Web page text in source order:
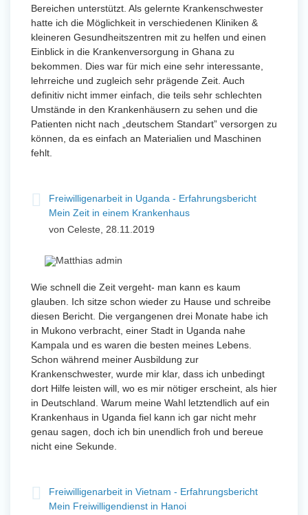
Bereichen unterstützt. Als gelernte Krankenschwester
hatte ich die Möglichkeit in verschiedenen Kliniken &
kleineren Gesundheitszentren mit zu helfen und einen
Einblick in die Krankenversorgung in Ghana zu
bekommen. Dies war für mich eine sehr interessante,
lehrreiche und zugleich sehr prägende Zeit. Auch
definitiv nicht immer einfach, die teils sehr schlechten
Umstände in den Krankenhäusern zu sehen und die
Patienten nicht nach „deutschem Standart” versorgen zu
können, da es einfach an Materialien und Maschinen
fehlt.
Freiwilligenarbeit in Uganda - Erfahrungsbericht
Mein Zeit in einem Krankenhaus
von Celeste, 28.11.2019
Wie schnell die Zeit vergeht- man kann es kaum
glauben. Ich sitze schon wieder zu Hause und schreibe
diesen Bericht. Die vergangenen drei Monate habe ich
in Mukono verbracht, einer Stadt in Uganda nahe
Kampala und es waren die besten meines Lebens.
Schon während meiner Ausbildung zur
Krankenschwester, wurde mir klar, dass ich unbedingt
dort Hilfe leisten will, wo es mir nötiger erscheint, als hier
in Deutschland. Warum meine Wahl letztendlich auf ein
Krankenhaus in Uganda fiel kann ich gar nicht mehr
genau sagen, doch ich bin unendlich froh und bereue
nicht eine Sekunde.
Freiwilligenarbeit in Vietnam - Erfahrungsbericht
Mein Freiwilligendienst in Hanoi